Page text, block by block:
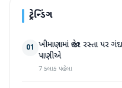
ટ્રેન્ડિંગ
01 ખીમાણામાં જાહેર રસ્તા પર
પાણીએ
7 કલાક પહેલા